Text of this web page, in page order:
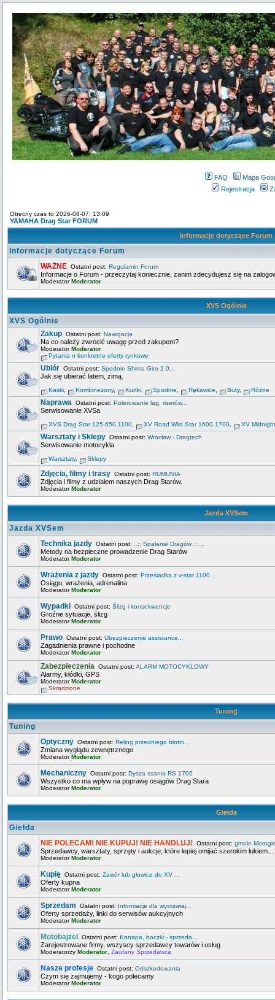
FAQ
Mapa
Rejestracja
Obecny czas to 2026-08-07, 13:09
YAMAHA Drag Star FORUM
Informacje dotyczące Forum
Informacje dotyczące Forum
WAŻNE Ostatni post: Regulamin Forum
Informacje o Forum - przeczytaj koniecznie, zanim zdecydujesz się na
ModeratorModerator
XVS Ogólnie
XVS Ogólnie
Zakup Ostatni post: Nawigacja
Na co należy zwrócić uwagę przed zakupem?
ModeratorModerator
Pytania o konkretne oferty rynkowe
Ubiór Ostatni post: Spodnie Shima Giro 2.0...
Jak się ubierać latem, zimą.
Kaski Kombinezony, Kurtki Spodnie Rękawice Buty, Różne
Naprawa Ostatni post: Polerowanie lag, riserów...
Serwisowanie XVSa
XVS Drag Star 125,650,1100 XV Road Wild Star 1600,1700 XV
Warsztaty i Sklepy Ostatni post: Wrocław - Dragtech
Serwisowanie motocykla
Warsztaty, Sklepy
Zdjęcia, filmy i trasy Ostatni post: RUMUNIA
Zdjęcia i filmy z udziałem naszych Drag Starów.
ModeratorModerator
Jazda XVSem
Jazda XVSem
Technika jazdy Ostatni post: ..:: Spalanie Dragów ::....
Metody na bezpieczne prowadzenie Drag Starów
ModeratorModerator
Wrażenia z jazdy Ostatni post: Przesiadka z v-star 1100...
Osiągu, wrażenia, adrenalina
ModeratorModerator
Wypadki Ostatni post: Ślizg i konsekwencje
Groźne sytuacje, ślizg
ModeratorModerator
Prawo Ostatni post: Ubezpieczenie assistance...
Zagadnienia prawne i pochodne
ModeratorModerator
Zabezpieczenia Ostatni post: ALARM MOTOCYKLOWY
Alarmy, kłódki, GPS
ModeratorModerator
Skradzione
Tuning
Tuning
Optyczny Ostatni post: Reling przedniego błotni...
Zmiana wyglądu zewnętrznego
ModeratorModerator
Mechaniczny Ostatni post: Dysza ssania RS 1700
Wszystko co ma wpływ na poprawę osiągów Drag Stara
ModeratorModerator
Giełda
Giełda
NIE POLECAM! NIE KUPUJ! NIE HANDLUJ! Ostatni post: gmole
Sprzedawcy, warsztaty, sprzęty i aukcje, które lepiej omijać szerokim
ModeratorModerator
Kupię Ostatni post: Zawór lub głowice do XV ...
Oferty kupna
ModeratorModerator
Sprzedam Ostatni post: Informacje dla wystawiaj...
Oferty sprzedaży, linki do serwisów aukcyjnych
ModeratorModerator
Motobajzel Ostatni post: Kanapa, boczki - sprzeda...
Zarejestrowane firmy, wszyscy sprzedawcy towarów i usług
Moderatorzy Moderator Zaufany Sprzedawca
Nasze profesje Ostatni post: Odszkodowania
Czym się zajmujemy - kogo polecamy
ModeratorModerator